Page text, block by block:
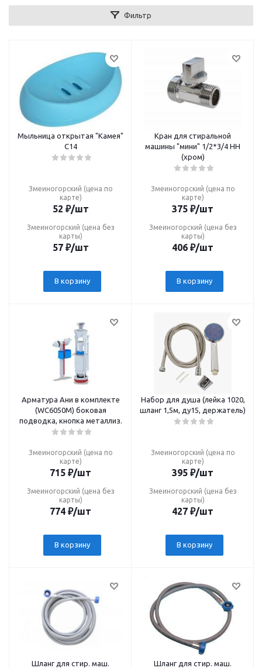
Фильтр
Мыльница открытая "Камея"
С14
Змеиногорский (цена по
карте)
52 ₽/шт
Змеиногорский (цена без
карты)
57₽/шт
В корзину
Кран для стиральной
машины "мини" 1/2*3/4 НН
(хром)
Змеиногорский (цена по
карте)
375 ₽/шт
Змеиногорский (цена без
карты)
406 ₽/шт
В корзину
Арматура Ани в комплекте
(WC6050M) боковая
подводка, кнопка металлиз.
Змеиногорский (цена по
карте)
715 ₽/шт
Змеиногорский (цена без
карты)
774 ₽/шт
В корзину
Набор для душа (лейка 1020,
шланг 1,5м, ду15, держатель)
Змеиногорский (цена по
карте)
395 ₽/шт
Змеиногорский (цена без
карты)
427 ₽/шт
В корзину
Шланг для стир. маш.
Шланг для стир. маш.